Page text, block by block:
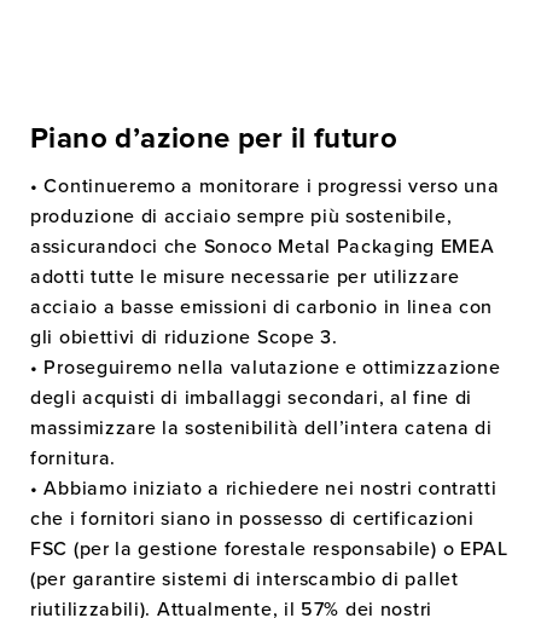
Piano d’azione per il futuro
• Continueremo a monitorare i progressi verso una
produzione di acciaio sempre più sostenibile,
assicurandoci che Sonoco Metal Packaging EMEA
adotti tutte le misure necessarie per utilizzare
acciaio a basse emissioni di carbonio in linea con
gli obiettivi di riduzione Scope 3.
• Proseguiremo nella valutazione e ottimizzazione
degli acquisti di imballaggi secondari, al fine di
massimizzare la sostenibilità dell’intera catena di
fornitura.
• Abbiamo iniziato a richiedere nei nostri contratti
che i fornitori siano in possesso di certificazioni
FSC (per la gestione forestale responsabile) o EPAL
(per garantire sistemi di interscambio di pallet
riutilizzabili). Attualmente, il 57% dei nostri